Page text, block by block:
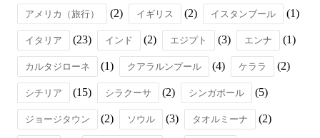
アメリカ（旅行） (2) イギリス (2) イスタンブール (1)
イタリア (23) インド (2) エジプト (3) エンナ (1)
カルタジローネ (1) クアラルンプール (4) ケララ (2)
シチリア (15) シラクーサ (2) シンガポール (5)
ジョージタウン (2) ソウル (3) タオルミーナ (2)